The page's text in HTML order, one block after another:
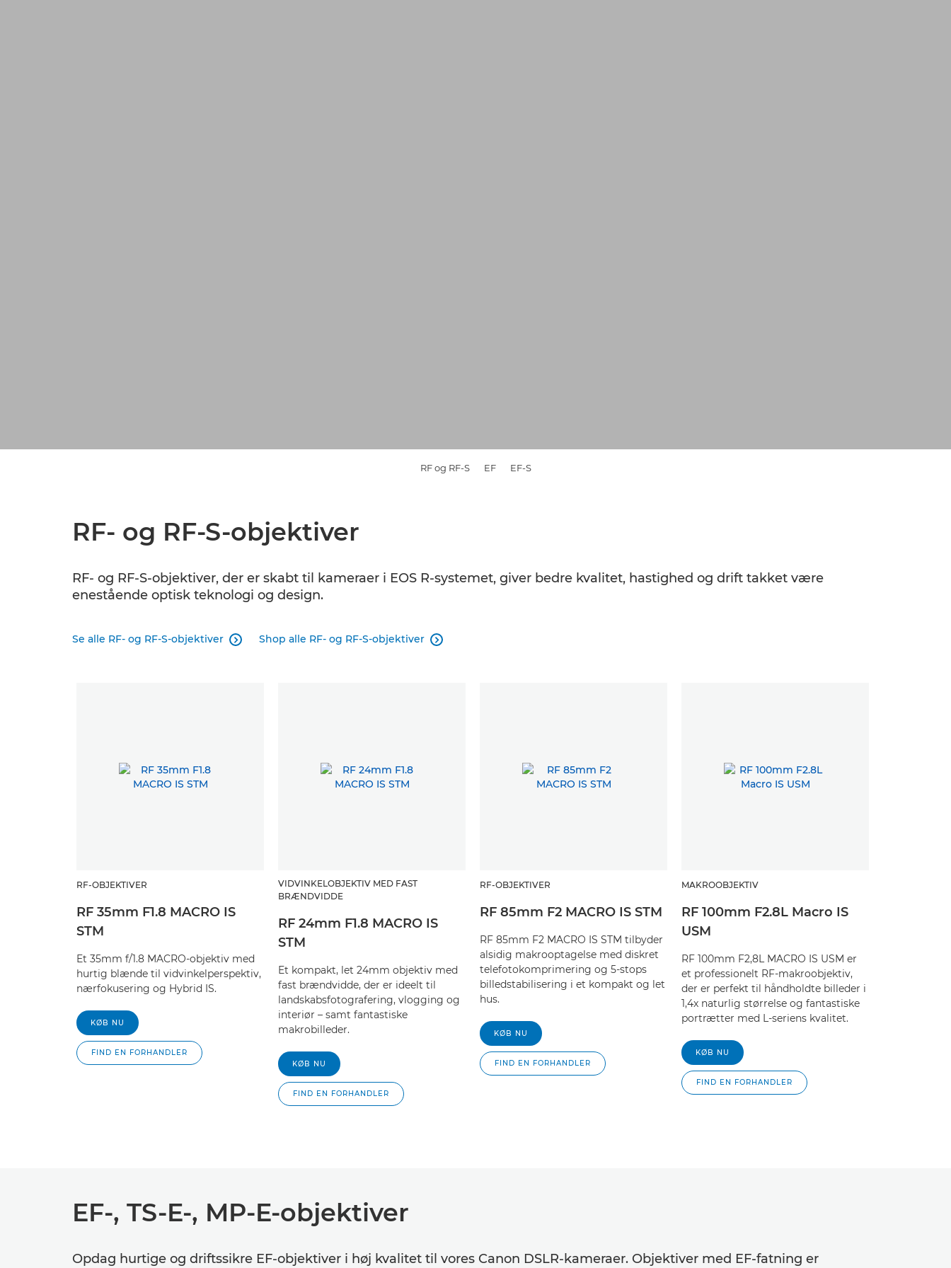
RF og RF-S EF EF-S
RF- og RF-S-objektiver
RF- og RF-S-objektiver, der er skabt til kameraer i EOS R-systemet, giver bedre kvalitet, hastighed og drift takket være
enestående optisk teknologi og design.
Se alle RF- og RF-S-objektiver  Shop alle RF- og RF-S-objektiver 
RF-OBJEKTIVER
RF 35mm F1.8 MACRO IS
STM
Et 35mm f/1.8 MACRO-objektiv med
hurtig blænde til vidvinkelperspektiv,
nærfokusering og Hybrid IS.
KØB NU
FIND EN FORHANDLER
VIDVINKELOBJEKTIV MED FAST
BRÆNDVIDDE
RF 24mm F1.8 MACRO IS
STM
Et kompakt, let 24mm objektiv med
fast brændvidde, der er ideelt til
landskabsfotografering, vlogging og
interiør – samt fantastiske
makrobilleder.
KØB NU
FIND EN FORHANDLER
RF-OBJEKTIVER
RF 85mm F2 MACRO IS STM
RF 85mm F2 MACRO IS STM tilbyder
alsidig makrooptagelse med diskret
telefotokomprimering og 5-stops
billedstabilisering i et kompakt og let
hus.
KØB NU
FIND EN FORHANDLER
MAKROOBJEKTIV
RF 100mm F2.8L Macro IS
USM
RF 100mm F2,8L MACRO IS USM er
et professionelt RF-makroobjektiv,
der er perfekt til håndholdte billeder i
1,4x naturlig størrelse og fantastiske
portrætter med L-seriens kvalitet.
KØB NU
FIND EN FORHANDLER
EF-, TS-E-, MP-E-objektiver
Opdag hurtige og driftssikre EF-objektiver i høj kvalitet til vores Canon DSLR-kameraer. Objektiver med EF-fatning er